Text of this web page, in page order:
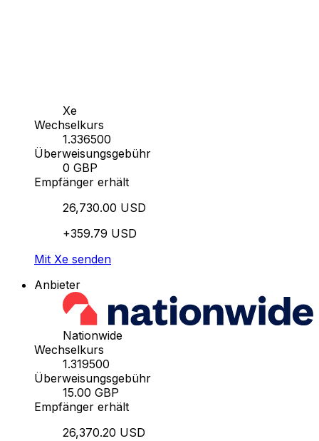
Xe
Wechselkurs
1.336500
Überweisungsgebühr
0 GBP
Empfänger erhält
26,730.00 USD
+359.79 USD
Mit Xe senden
Anbieter
Nationwide
Wechselkurs
1.319500
Überweisungsgebühr
15.00 GBP
Empfänger erhält
26,370.20 USD